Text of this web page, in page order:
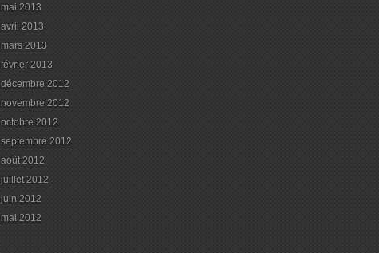
mai 2013
avril 2013
mars 2013
février 2013
décembre 2012
novembre 2012
octobre 2012
septembre 2012
août 2012
juillet 2012
juin 2012
mai 2012